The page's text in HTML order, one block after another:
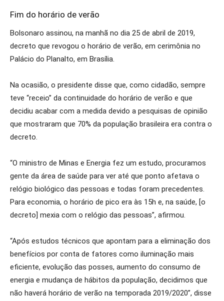
Fim do horário de verão
Bolsonaro assinou, na manhã no dia 25 de abril de 2019,
decreto que revogou o horário de verão, em cerimônia no
Palácio do Planalto, em Brasília.
Na ocasião, o presidente disse que, como cidadão, sempre
teve “receio” da continuidade do horário de verão e que
decidiu acabar com a medida devido a pesquisas de opinião
que mostraram que 70% da população brasileira era contra o
decreto.
“O ministro de Minas e Energia fez um estudo, procuramos
gente da área de saúde para ver até que ponto afetava o
relógio biológico das pessoas e todas foram precedentes.
Para economia, o horário de pico era às 15h e, na saúde, [o
decreto] mexia com o relógio das pessoas”, afirmou.
“Após estudos técnicos que apontam para a eliminação dos
benefícios por conta de fatores como iluminação mais
eficiente, evolução das posses, aumento do consumo de
energia e mudança de hábitos da população, decidimos que
não haverá horário de verão na temporada 2019/2020”, disse